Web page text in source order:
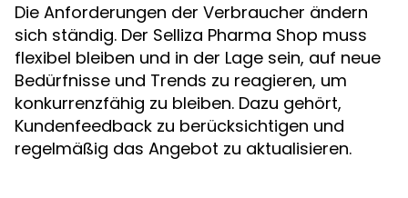
Die Anforderungen der Verbraucher ändern
sich ständig. Der Selliza Pharma Shop muss
flexibel bleiben und in der Lage sein, auf neue
Bedürfnisse und Trends zu reagieren, um
konkurrenzfähig zu bleiben. Dazu gehört,
Kundenfeedback zu berücksichtigen und
regelmäßig das Angebot zu aktualisieren.